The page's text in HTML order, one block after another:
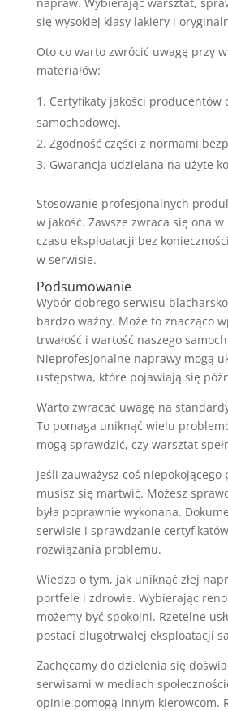
się wysokiej klasy lakiery i
Oto co warto zwrócić uwagę przy
materiałów:
Certyfikaty jakości producentów
samochodowej.
Zgodność części z normami
Gwarancja udzielana na użyte
Stosowanie profesjonalnych
w jakość. Zawsze zwraca się ona w
czasu eksploatacji bez
w serwisie.
Podsumowanie
Wybór dobrego serwisu
bardzo ważny. Może to znacząco
trwałość i wartość naszego
Nieprofesjonalne naprawy mogą
ustępstwa, które pojawiają się
Warto zwracać uwagę na
To pomaga uniknąć wielu
mogą sprawdzić, czy warsztat
Jeśli zauważysz coś
musisz się martwić. Możesz
była poprawnie wykonana.
serwisie i sprawdzanie
rozwiązania problemu.
Wiedza o tym, jak uniknąć złej
portfele i zdrowie. Wybierając
możemy być spokojni. Rzetelne
postaci długotrwałej eksploatacji
Zachęcamy do dzielenia się
serwisami w mediach
opinie pomogą innym kierowcom.